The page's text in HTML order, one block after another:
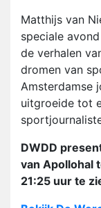
Matthijs van
speciale
de verhalen
dromen van
Amsterdamse
uitgroeide tot
DWDD
van Apollohal
21:25 uur te